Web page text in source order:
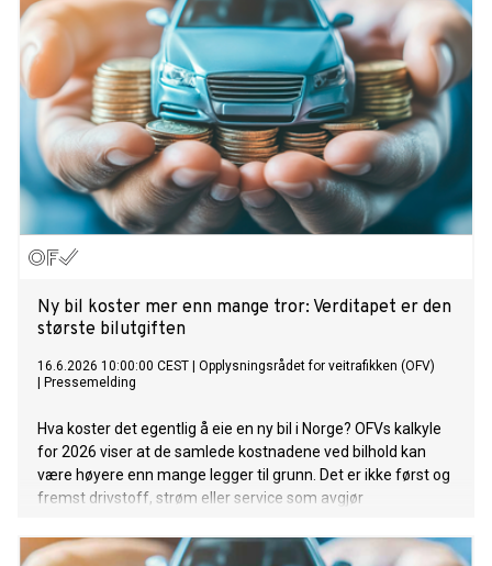
Ny bil koster mer enn mange tror: Verditapet er den
største bilutgiften
16.6.2026 10:00:00 CEST
Opplysningsrådet for veitrafikken (OFV)
Pressemelding
Hva koster det egentlig å eie en ny bil i Norge? OFVs kalkyle
for 2026 viser at de samlede kostnadene ved bilhold kan
være høyere enn mange legger til grunn. Det er ikke først og
fremst drivstoff, strøm eller service som avgjør